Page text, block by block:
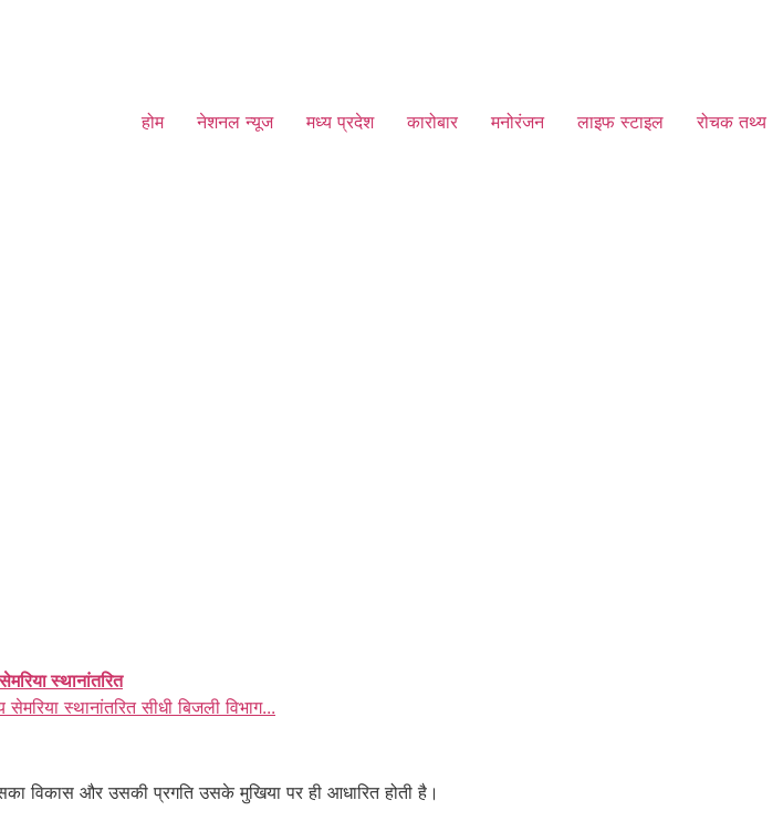
होम नेशनल न्यूज मध्य प्रदेश कारोबार मनोरंजन लाइफ स्टाइल रोचक तथ्य
स्थानांतरित
स्थानांतरित सीधी बिजली विभाग...
विकास और उसकी प्रगति उसके मुखिया पर ही आधारित होती है।